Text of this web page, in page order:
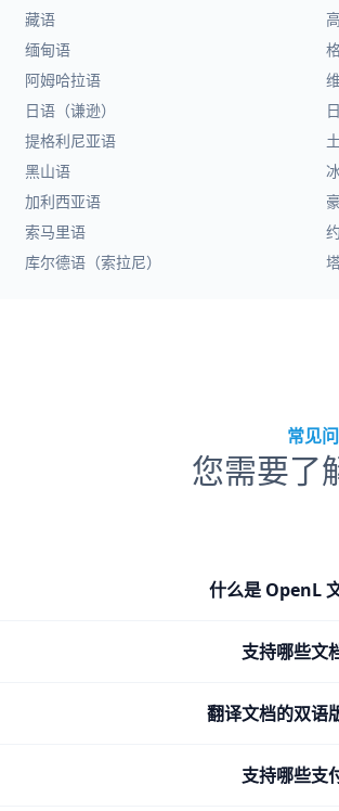
藏语
缅甸语
阿姆哈拉语
日语（谦逊）
提格利尼亚语
黑山语
加利西亚语
索马里语
库尔德语（索拉尼）
常见
您需要了
什么是 OpenL
支持哪些文
翻译文档的双语
支持哪些支